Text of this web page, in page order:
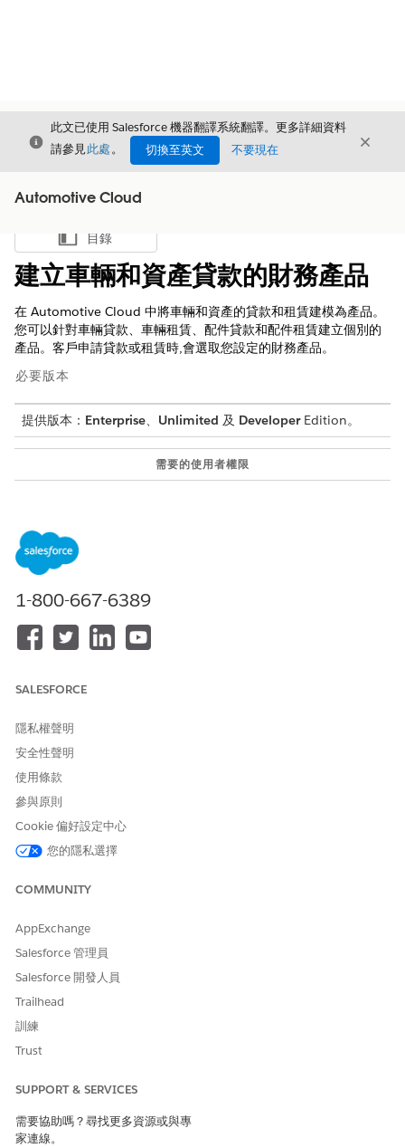
結束
此文已使用 Salesforce 機器翻譯系統翻譯。更多詳細資料
請參見此處。 切換至英文 不要現在 結束
Automotive Cloud
顯示目錄
目錄
建立車輛和資產貸款的財務產品
在 Automotive Cloud 中將車輛和資產的貸款和租賃建模為產品。
您可以針對車輛貸款、車輛租賃、配件貸款和配件租賃建立個別的
產品。客戶申請貸款或租賃時,會選取您設定的財務產品。
必要版本
提供版本： Enterprise、 Unlimited 及 DeveloperEdition。
需要的使用者權限
請確認您的管理員已將「根據」欄位新增至「產品」記錄版面配
置。
進入 App Launcher,選取「
從產品清單檢視頁面中,按一下「
輸入產品的名稱和描述。
輸入產品代碼。
若要讓產品可供購買,請選取「
針對「根據」欄位,選取此產品所依據的產品分類。
請參閱
針對「顯示 URL」,輸入影像 URL。
此影像會在貸款或租賃申請的接收流程期間向客戶和工作人員顯
示。
請儲存您的變更。
1-800-667-6389
SALESFORCE
隱私權聲明
安全性聲明
使用條款
參與原則
Cookie 偏好設定中心
您的隱私選擇
COMMUNITY
AppExchange
Salesforce 管理員
Salesforce 開發人員
Trailhead
訓練
Trust
SUPPORT & SERVICES
需要協助嗎？尋找更多資源或與專
家連線。